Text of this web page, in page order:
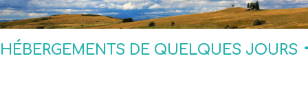
HÉBERGEMENTS DE QUELQUES JOURS